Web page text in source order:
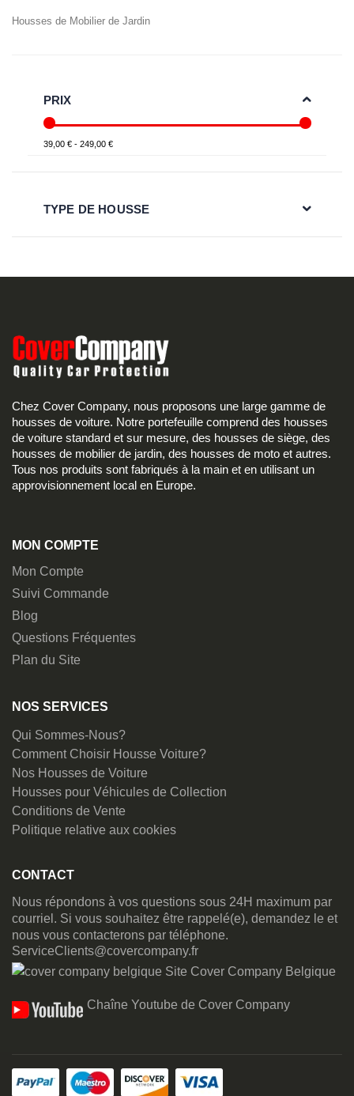
Housses de Mobilier de Jardin
PRIX
39,00 € - 249,00 €
TYPE DE HOUSSE
Chez Cover Company, nous proposons une large gamme de
housses de voiture. Notre portefeuille comprend des housses
de voiture standard et sur mesure, des housses de siège, des
housses de mobilier de jardin, des housses de moto et autres.
Tous nos produits sont fabriqués à la main et en utilisant un
approvisionnement local en Europe.
MON COMPTE
Mon Compte
Suivi Commande
Blog
Questions Fréquentes
Plan du Site
NOS SERVICES
Qui Sommes-Nous?
Comment Choisir Housse Voiture?
Nos Housses de Voiture
Housses pour Véhicules de Collection
Conditions de Vente
Politique relative aux cookies
CONTACT
Nous répondons à vos questions sous 24H maximum par
courriel. Si vous souhaitez être rappelé(e), demandez le et
nous vous contacterons par téléphone.
ServiceClients@covercompany.fr
Site Cover Company Belgique
Chaîne Youtube de Cover Company